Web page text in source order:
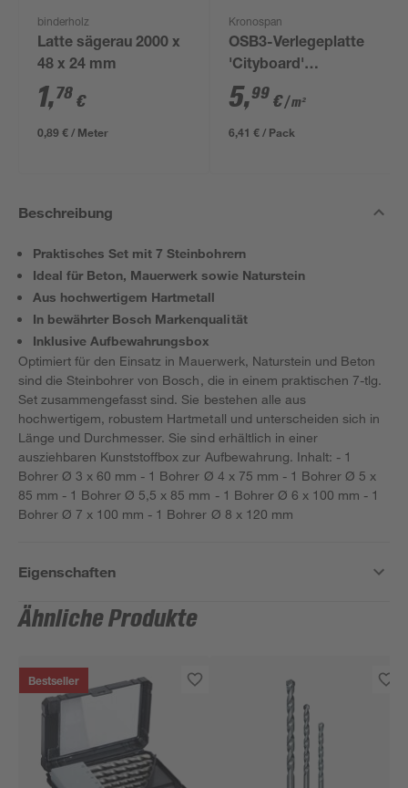
binderholz
Latte sägerau 2000 x
48 x 24 mm
1,78 €
0,89 € / Meter
Kronospan
OSB3-Verlegeplatte
'Cityboard'
ungeschliffen 1690 x
634 x 12 mm
5,99 €/ m²
6,41 € / Pack
Beschreibung
Praktisches Set mit 7 Steinbohrern
Ideal für Beton, Mauerwerk sowie Naturstein
Aus hochwertigem Hartmetall
In bewährter Bosch Markenqualität
Inklusive Aufbewahrungsbox
Optimiert für den Einsatz in Mauerwerk, Naturstein und Beton
sind die Steinbohrer von Bosch, die in einem praktischen 7-tlg.
Set zusammengefasst sind. Sie bestehen alle aus
hochwertigem, robustem Hartmetall und unterscheiden sich in
Länge und Durchmesser. Sie sind erhältlich in einer
ausziehbaren Kunststoffbox zur Aufbewahrung. Inhalt: - 1
Bohrer Ø 3 x 60 mm - 1 Bohrer Ø 4 x 75 mm - 1 Bohrer Ø 5 x
85 mm - 1 Bohrer Ø 5,5 x 85 mm - 1 Bohrer Ø 6 x 100 mm - 1
Bohrer Ø 7 x 100 mm - 1 Bohrer Ø 8 x 120 mm
Eigenschaften
Ähnliche Produkte
Bestseller